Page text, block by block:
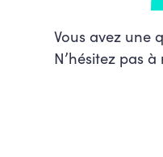
Vous avez une
N’hésitez pas